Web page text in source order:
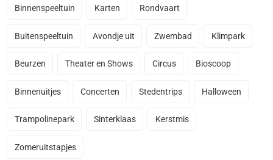
Binnenspeeltuin Karten Rondvaart
Buitenspeeltuin Avondje uit Zwembad Klimpark
Beurzen Theater en Shows Circus Bioscoop
Binnenuitjes Concerten Stedentrips Halloween
Trampolinepark Sinterklaas Kerstmis
Zomeruitstapjes